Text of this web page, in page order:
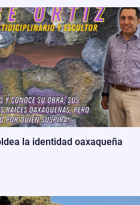
la identidad oaxaqueña